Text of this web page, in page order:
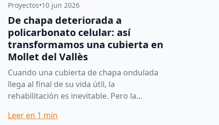
Proyectos•10 jun 2026
De chapa deteriorada a
policarbonato celular: así
transformamos una cubierta en
Mollet del Vallès
Cuando una cubierta de chapa ondulada
llega al final de su vida útil, la
rehabilitación es inevitable. Pero la
la diferencia entre una re...
Leer en 1 min